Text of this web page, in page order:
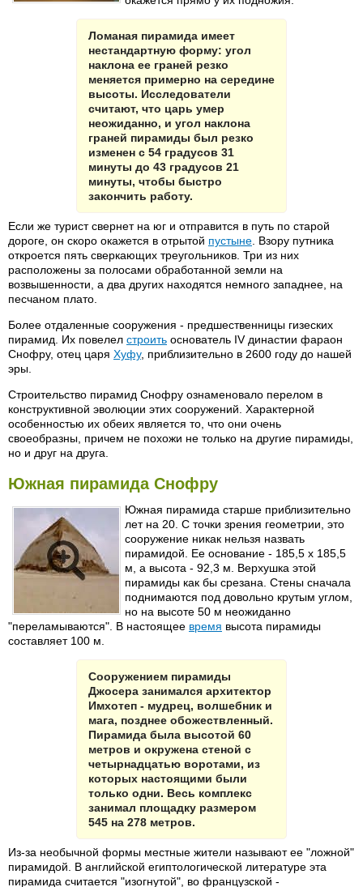
Ломаная пирамида имеет
нестандартную форму: угол
наклона ее граней резко
меняется примерно на середине
высоты. Исследователи
считают, что царь умер
неожиданно, и угол наклона
граней пирамиды был резко
изменен с 54 градусов 31
минуты до 43 градусов 21
минуты, чтобы быстро
закончить работу.
Если же турист свернет на юг и отправится в путь по старой
дороге, он скоро окажется в отрытой пустыне . Взору путника
откроется пять сверкающих треугольников. Три из них
расположены за полосами обработанной земли на
возвышенности, а два других находятся немного западнее, на
песчаном плато.
Более отдаленные сооружения - предшественницы гизеских
пирамид. Их повелел строить основатель IV династии фараон
Снофру, отец царя Хуфу, приблизительно в 2600 году до нашей
эры.
Строительство пирамид Снофру ознаменовало перелом в
конструктивной эволюции этих сооружений. Характерной
особенностью их обеих является то, что они очень
своеобразны, причем не похожи не только на другие пирамиды,
но и друг на друга.
Южная пирамида Снофру
Южная пирамида старше приблизительно
лет на 20. С точки зрения геометрии, это
сооружение никак нельзя назвать
пирамидой. Ее основание - 185,5 х 185,5
м, а высота - 92,3 м. Верхушка этой
пирамиды как бы срезана. Стены сначала
поднимаются под довольно крутым углом,
но на высоте 50 м неожиданно
"переламываются". В настоящее время высота пирамиды
составляет 100 м.
Сооружением пирамиды
Джосера занимался архитектор
Имхотеп - мудрец, волшебник и
мага, позднее обожествленный.
Пирамида была высотой 60
метров и окружена стеной с
четырнадцатью воротами, из
которых настоящими были
только одни. Весь комплекс
занимал площадку размером
545 на 278 метров.
Из-за необычной формы местные жители называют ее "ложной"
пирамидой. В английской египтологической литературе эта
пирамида считается "изогнутой", во французской -